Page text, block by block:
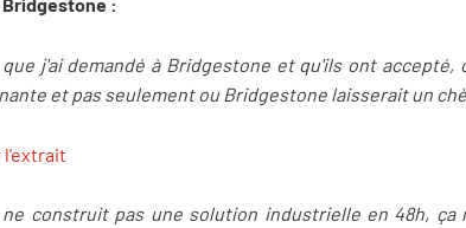
:
que j'ai demandé à Bridgestone et qu'ils ont
et pas seulement ou Bridgestone laisserait un
l'extrait
ne construit pas une solution industrielle en 48h,